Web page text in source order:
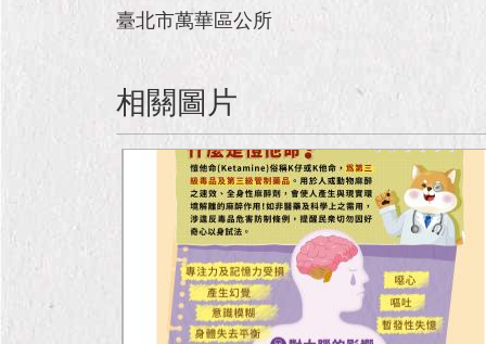
臺北市萬華區公所
相關圖片